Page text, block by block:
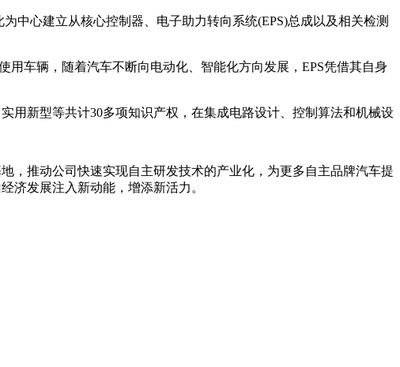
心建立从核心控制器、电子助力转向系统(EPS)总成以及相关检测
车辆，随着汽车不断向电动化、智能化方向发展，EPS凭借其自身
新型等共计30多项知识产权，在集成电路设计、控制算法和机械设
推动公司快速实现自主研发技术的产业化，为更多自主品牌汽车提
济发展注入新动能，增添新活力。